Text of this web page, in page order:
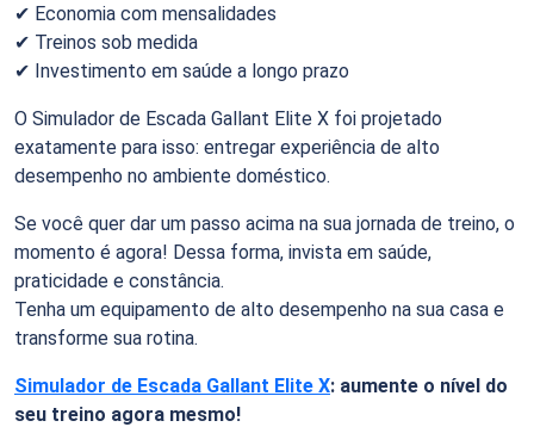
✔ Economia com mensalidades
✔ Treinos sob medida
✔ Investimento em saúde a longo prazo
O Simulador de Escada Gallant Elite X foi projetado
exatamente para isso: entregar experiência de alto
desempenho no ambiente doméstico.
Se você quer dar um passo acima na sua jornada de treino, o
momento é agora! Dessa forma, invista em saúde,
praticidade e constância.
Tenha um equipamento de alto desempenho na sua casa e
transforme sua rotina.
Simulador de Escada Gallant Elite X: aumente o nível do
seu treino agora mesmo!